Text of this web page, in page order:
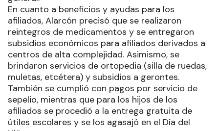
En cuanto a beneficios y ayudas para los
afiliados, Alarcón precisó que se realizaron
reintegros de medicamentos y se entregaron
subsidios económicos para afiliados derivados a
centros de alta complejidad. Asimismo, se
brindaron servicios de ortopedia (silla de ruedas,
muletas, etcétera) y subsidios a gerontes.
También se cumplió con pagos por servicio de
sepelio, mientras que para los hijos de los
afiliados se procedió a la entrega gratuita de
útiles escolares y se los agasajó en el Día del